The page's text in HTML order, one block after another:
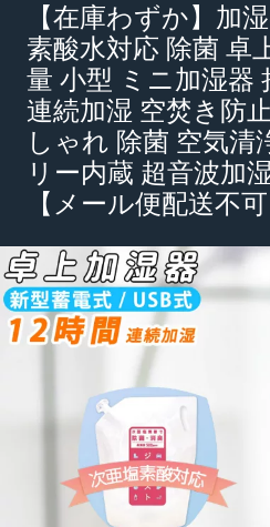
【在庫わずか】加
素酸水対応 除菌 卓
量 小型 ミニ加湿器
連続加湿 空焚き防
しゃれ 除菌 空気清
リー内蔵 超音波加
【メール便配送不可